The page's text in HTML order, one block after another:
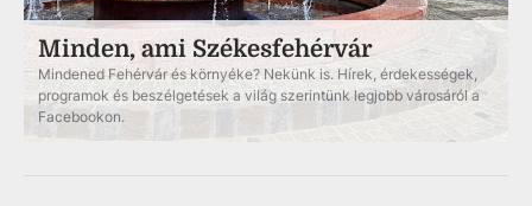
Minden, ami Székesfehérvár
Mindened Fehérvár és környéke? Nekünk is. Hírek, érdekességek,
programok és beszélgetések a világ szerintünk legjobb városáról a
Facebookon.